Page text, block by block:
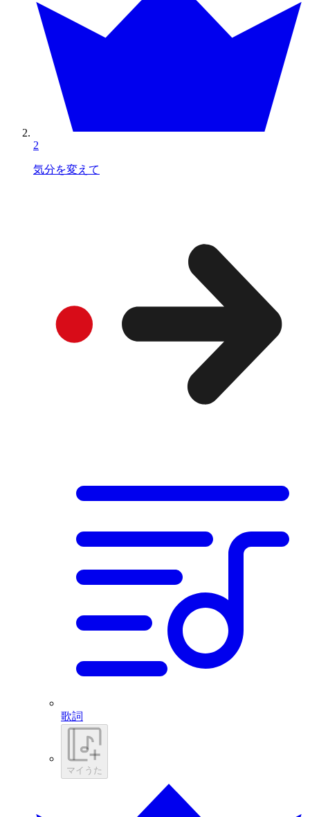
2
気分を変えて
歌詞
マイうた